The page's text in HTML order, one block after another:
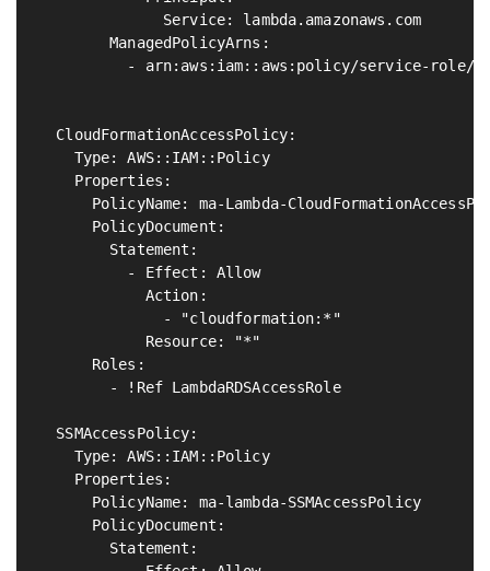
              Service: lambda.amazonaws.com
        ManagedPolicyArns:
- arn:aws:iam::aws:policy/service-role/
CloudFormationAccessPolicy:
    Type: AWS::IAM::Policy
    Properties:
PolicyName: ma-Lambda-
      PolicyDocument:
        Statement:
          - Effect: Allow
            Action:
              - "cloudformation:*"
            Resource: "*"
      Roles:
        - !Ref LambdaRDSAccessRole
SSMAccessPolicy:
    Type: AWS::IAM::Policy
    Properties:
      PolicyName: ma-lambda-SSMAccessPolicy
      PolicyDocument:
        Statement: